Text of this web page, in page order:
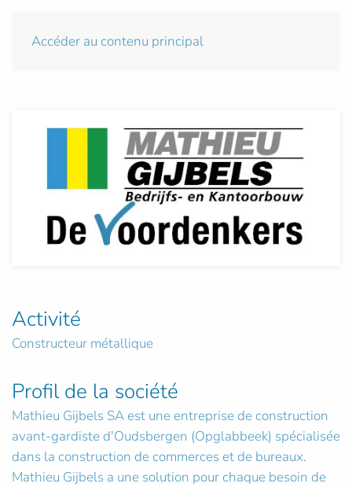
Accéder au contenu principal
Activité
Constructeur métallique
Profil de la société
Mathieu Gijbels SA est une entreprise de construction
avant-gardiste d'Oudsbergen (Opglabbeek) spécialisée
dans la construction de commerces et de bureaux.
Mathieu Gijbels a une solution pour chaque besoin de